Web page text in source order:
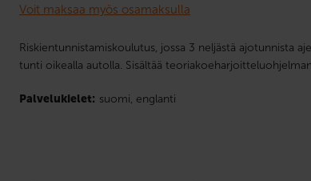
Voit maksaa myös osamaksulla
Riskientunnistamiskoulutus, jossa 3 neljästä ajotunnista
tunti oikealla autolla. Sisältää
Palvelukielet: suomi, englanti